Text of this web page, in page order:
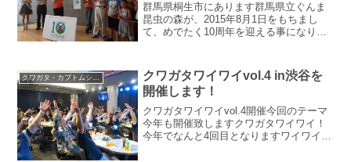
群馬県桐生市にあります群馬県立ぐんま
昆虫の森が、2015年8月1日をもちまし
て、めでたく10周年を迎える事になりま
ます月夜野きのこ園は、同園のミュージ
アムショップを運営...
クワガタ・カブトムシのイベント・店舗
クワガタワイワイvol.4 in渋谷を
開催します！
クワガタワイワイvol.4開催今回のテーマ
今年も開催致しますクワガタワイワイ！
今年でなんと4回目となりますワイワイで